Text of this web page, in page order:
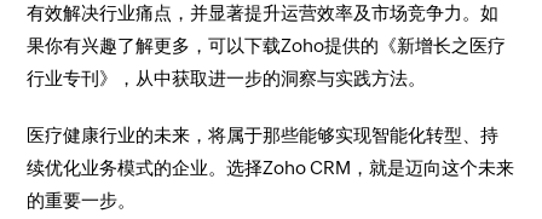
有效解决行业痛点，并显著提升运营效率及市场竞争力。如
果你有兴趣了解更多，可以下载Zoho提供的《新增长之医疗
行业专刊》，从中获取进一步的洞察与实践方法。
医疗健康行业的未来，将属于那些能够实现智能化转型、持
续优化业务模式的企业。选择Zoho CRM，就是迈向这个未来
的重要一步。